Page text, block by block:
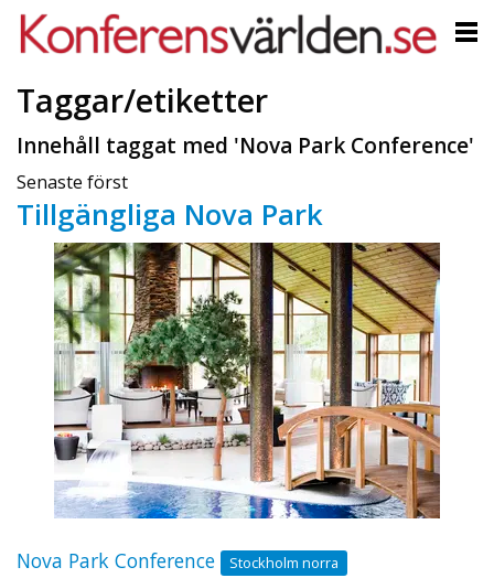
Taggar/etiketter
Innehåll taggat med 'Nova Park Conference'
Senaste först
Tillgängliga Nova Park
Nova Park Conference Stockholm norra